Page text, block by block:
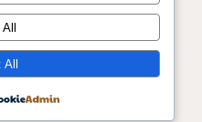
| Racer & Motorsport
All